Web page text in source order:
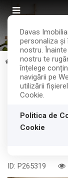
Davas
personaliza și
nostru.
nostru te
înțelege
navigării pe
utilizării
Cookie.
Politica de
Cookie
Vanzare
camere |
West
ID: P265319